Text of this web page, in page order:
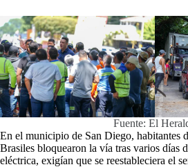
Fuente: El
En el municipio de San Diego, habitantes
Brasiles bloquearon la vía tras varios días
eléctrica, exigían que se reestableciera el